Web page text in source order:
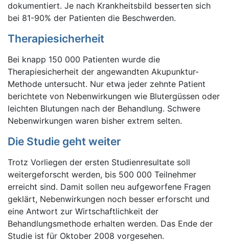
dokumentiert. Je nach Krankheitsbild besserten sich
bei 81-90% der Patienten die Beschwerden.
Therapiesicherheit
Bei knapp 150 000 Patienten wurde die
Therapiesicherheit der angewandten Akupunktur-
Methode untersucht. Nur etwa jeder zehnte Patient
berichtete von Nebenwirkungen wie Blutergüssen oder
leichten Blutungen nach der Behandlung. Schwere
Nebenwirkungen waren bisher extrem selten.
Die Studie geht weiter
Trotz Vorliegen der ersten Studienresultate soll
weitergeforscht werden, bis 500 000 Teilnehmer
erreicht sind. Damit sollen neu aufgeworfene Fragen
geklärt, Nebenwirkungen noch besser erforscht und
eine Antwort zur Wirtschaftlichkeit der
Behandlungsmethode erhalten werden. Das Ende der
Studie ist für Oktober 2008 vorgesehen.